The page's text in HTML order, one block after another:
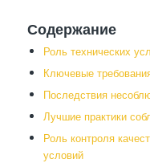
Содержание
Роль технических
Ключевые
Последствия
Лучшие практики
Роль контроля
условий